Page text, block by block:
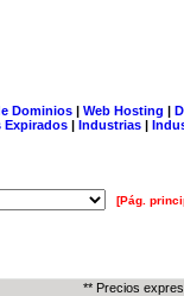
Dominios| Web Hosting |
Expirados | Industrias |
[Pág.
** Precios